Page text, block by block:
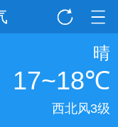
晴
17~18℃
西北风3级